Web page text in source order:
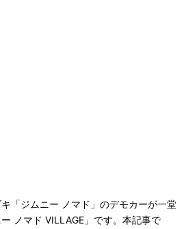
「ジムニー ノマド」のデモカーが一堂
ノマド VILLAGE」です。本記事で